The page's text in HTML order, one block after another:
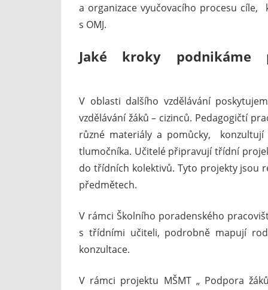
a organizace vyučovacího procesu
s OMJ.
Jaké kroky podnikáme
V oblasti dalšího vzdělávání
vzdělávání žáků – cizinců. Pedagogičtí
různé materiály a pomůcky,
tlumočníka. Učitelé připravují třídní
do třídních kolektivů. Tyto projekty jsou
předmětech.
V rámci Školního poradenského
s třídními učiteli, podrobně mapují
konzultace.
V rámci projektu MŠMT „ Podpora